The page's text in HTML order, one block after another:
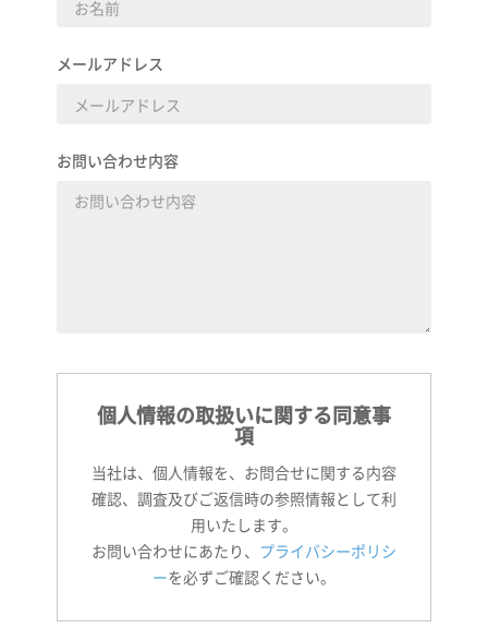
メールアドレス
お問い合わせ内容
個人情報の取扱いに関する同意事
項
当社は、個人情報を、お問合せに関する内容
確認、調査及びご返信時の参照情報として利
用いたします。
お問い合わせにあたり、
プライバシーポリシ
ーを必ずご確認ください。